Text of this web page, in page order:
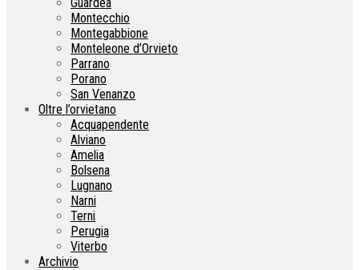
Montecchio
Montegabbione
Monteleone d’Orvieto
Parrano
Porano
San Venanzo
Oltre l’orvietano
Acquapendente
Alviano
Amelia
Bolsena
Lugnano
Narni
Terni
Perugia
Viterbo
Archivio